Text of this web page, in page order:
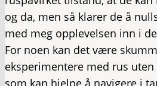
og da, men så klarer de å
med meg opplevelsen inn i
For noen kan det være
eksperimentere med rus
som kan hjelpe å navigere i